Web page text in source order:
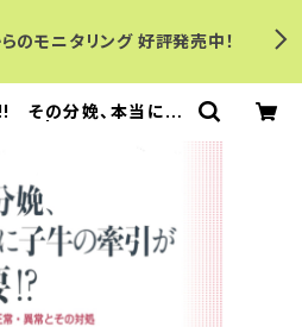
のモニタリング 好評発売中！
!! その分娩、本当に子